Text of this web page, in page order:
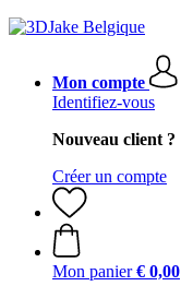
Mon compte
Identifiez-vous
Nouveau client ?
Créer un compte
Mon panier € 0,00